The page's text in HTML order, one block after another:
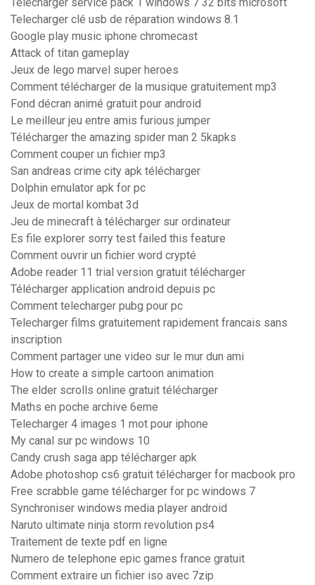
Télécharger service pack 1 windows 7 32 bits microsoft
Telecharger clé usb de réparation windows 8.1
Google play music iphone chromecast
Attack of titan gameplay
Jeux de lego marvel super heroes
Comment télécharger de la musique gratuitement mp3
Fond décran animé gratuit pour android
Le meilleur jeu entre amis furious jumper
Télécharger the amazing spider man 2 5kapks
Comment couper un fichier mp3
San andreas crime city apk télécharger
Dolphin emulator apk for pc
Jeux de mortal kombat 3d
Jeu de minecraft à télécharger sur ordinateur
Es file explorer sorry test failed this feature
Comment ouvrir un fichier word crypté
Adobe reader 11 trial version gratuit télécharger
Télécharger application android depuis pc
Comment telecharger pubg pour pc
Telecharger films gratuitement rapidement francais sans
inscription
Comment partager une video sur le mur dun ami
How to create a simple cartoon animation
The elder scrolls online gratuit télécharger
Maths en poche archive 6eme
Telecharger 4 images 1 mot pour iphone
My canal sur pc windows 10
Candy crush saga app télécharger apk
Adobe photoshop cs6 gratuit télécharger for macbook pro
Free scrabble game télécharger for pc windows 7
Synchroniser windows media player android
Naruto ultimate ninja storm revolution ps4
Traitement de texte pdf en ligne
Numero de telephone epic games france gratuit
Comment extraire un fichier iso avec 7zip